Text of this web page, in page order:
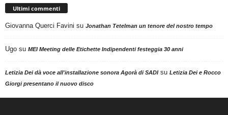
Ultimi commenti
Giovanna Querci Favini su Jonathan Tetelman un tenore del nostro tempo
Ugo su MEI Meeting delle Etichette Indipendenti festeggia 30 anni
Letizia Dei dà voce all'installazione sonora Agorà di SADIsu Letizia Dei e Rocco
Giorgi presentano il nuovo disco